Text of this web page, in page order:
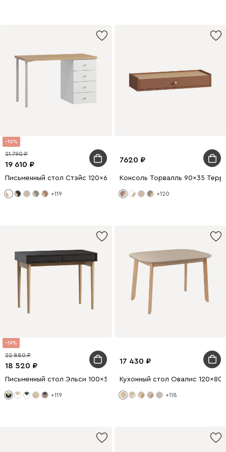
10
19 610
21 790
Письменный стол Стэйс 120x60 Белый
+119
7620
Консоль Торвалль 90x35
+120
19
18 520
22 880
Письменный стол Эльси 100x55 Черный/Натуральный
+119
17 430
Кухонный стол Овалис
+118